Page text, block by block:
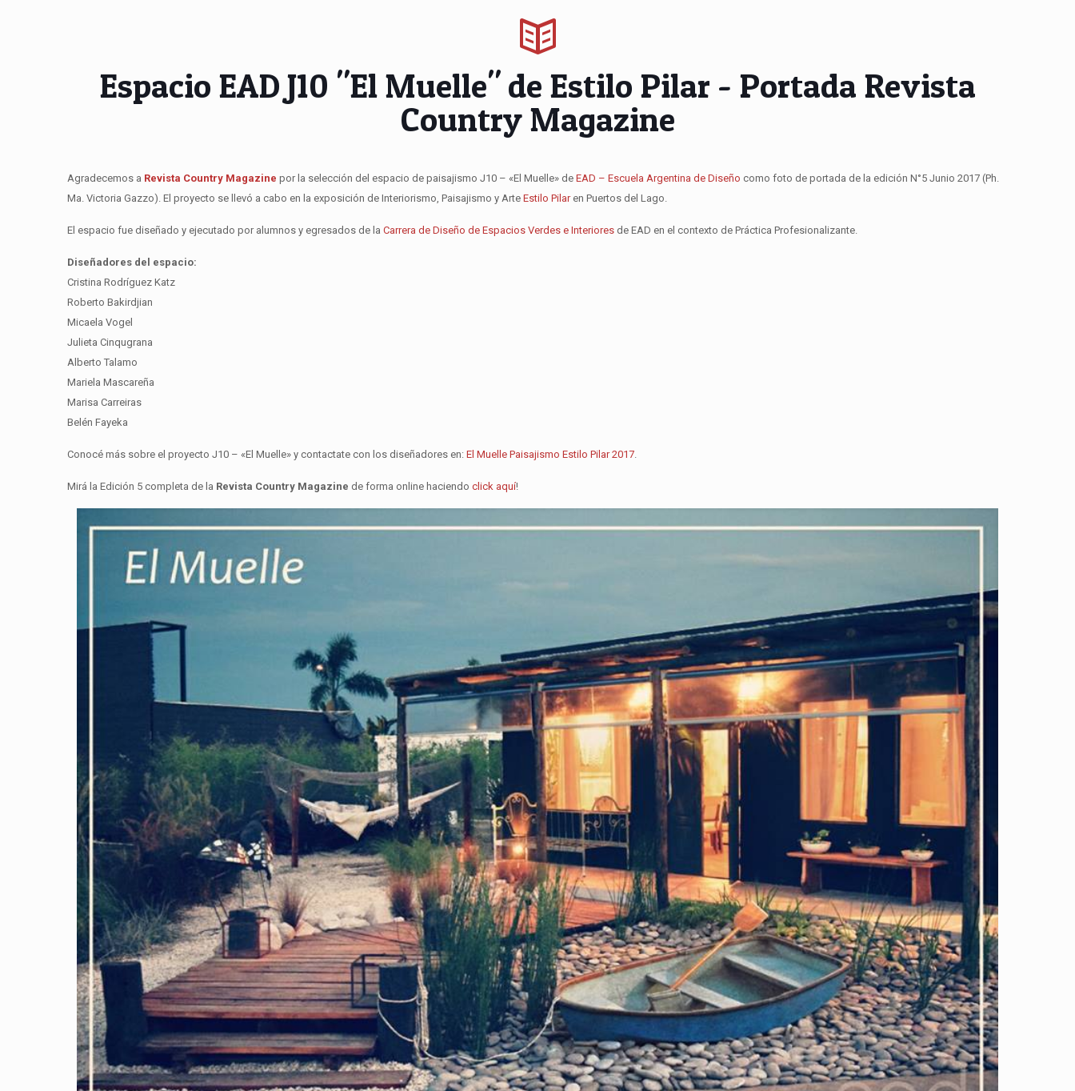
Espacio EAD J10 "El Muelle" de Estilo Pilar - Portada Revista
Country Magazine
Agradecemos a Revista Country Magazine por la selección del espacio de paisajismo J10 – «El Muelle» de EAD – Escuela Argentina de Diseño como foto de portada de la edición N°5 Junio 2017 (Ph.
Ma. Victoria Gazzo). El proyecto se llevó a cabo en la exposición de Interiorismo, Paisajismo y Arte Estilo Pilaren Puertos del Lago.
El espacio fue diseñado y ejecutado por alumnos y egresados de la Carrera de Diseño de Espacios Verdes e Interiores de EAD en el contexto de Práctica Profesionalizante.
Diseñadores del espacio:
Cristina Rodríguez Katz
Roberto Bakirdjian
Micaela Vogel
Julieta Cinqugrana
Alberto Talamo
Mariela Mascareña
Marisa Carreiras
Belén Fayeka
Conocé más sobre el proyecto J10 – «El Muelle» y contactate con los diseñadores en: El Muelle Paisajismo Estilo Pilar 2017.
Mirá la Edición 5 completa de la Revista Country Magazine de forma online haciendo click aquí!